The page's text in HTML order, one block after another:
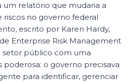
relatório que mudaria a
riscos no governo federal
escrito por Karen Hardy,
Enterprise Risk Management
setor público com uma
poderosa: o governo precisava
para identificar, gerenciar